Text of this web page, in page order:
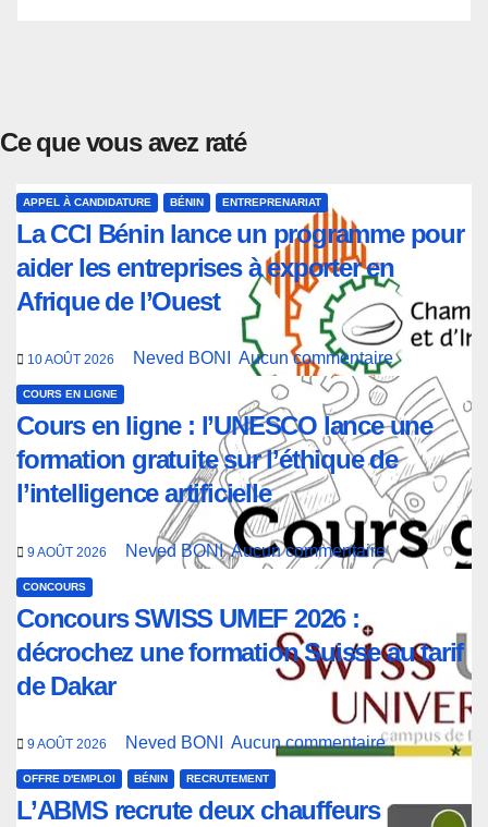
Ce que vous avez raté
APPEL À CANDIDATURE BÉNIN ENTREPRENARIAT
La CCI Bénin lance un programme pour
aider les entreprises à exporter en
Afrique de l’Ouest
10 AOÛT 2026 Neved BONI Aucun commentaire
COURS EN LIGNE
Cours en ligne : l’UNESCO lance une
formation gratuite sur l’éthique de
l’intelligence artificielle
9 AOÛT 2026 Neved BONIAucun commentaire
CONCOURS
Concours SWISS UMEF 2026 :
décrochez une formation Suisse au tarif
de Dakar
9 AOÛT 2026 Neved BONI Aucun commentaire
OFFRE D'EMPLOI BÉNIN RECRUTEMENT
L’ABMS recrute deux chauffeurs